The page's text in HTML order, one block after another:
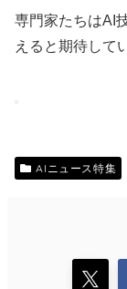
専門家たちはAI
えると期待して
AIニュース特集